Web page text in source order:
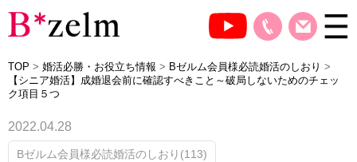
TOP > 婚活必勝・お役立ち情報 > Bゼルム会員様必読婚活のしおり >
【シニア婚活】成婚退会前に確認すべきこと～破局しないためのチェッ
ク項目５つ
2022.04.28
Bゼルム会員様必読婚活のしおり(113)